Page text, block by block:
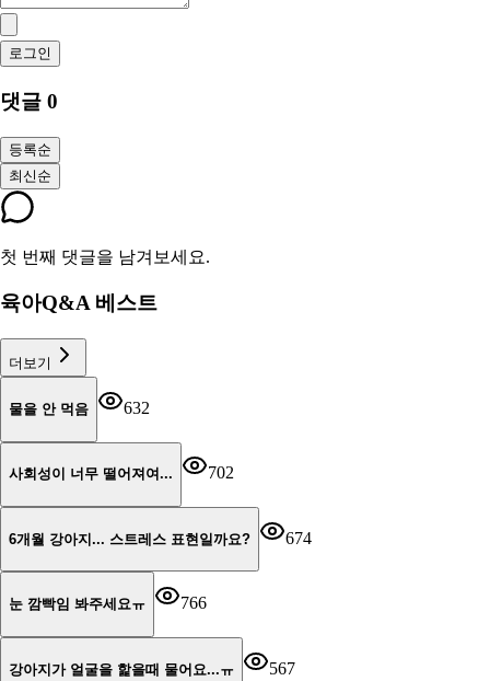
로그인
댓글 0
등록순
최신순
첫 번째 댓글을 남겨보세요.
육아Q&A 베스트
더보기
물을 안 먹음 632
사회성이 너무 떨어져여... 702
6개월 강아지... 스트레스 표현일까요? 674
눈 깜빡임 봐주세요ㅠ 766
강아지가 얼굴을 핥을때 물어요...ㅠ 567